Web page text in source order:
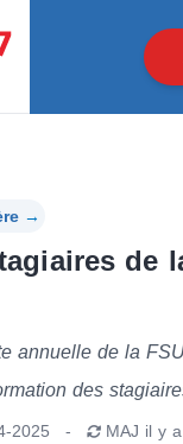
→
de
annuelle de la
des
2025 - MAJ il y